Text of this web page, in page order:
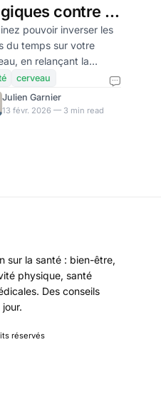
contre le
: Des
qui
le
en
pouvoir inverser les
du temps sur votre
en relançant la
de nouveaux
et en combattant
qui émousse
issues de
en neurosciences,
transformer notre
du v
cerveau
Julien Garnier
13 févr. 2026 — 3 min read
sur la santé : bien-être,
physique, santé
Des conseils
réservés